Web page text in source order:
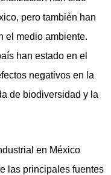
pero también han
el medio ambiente.
han estado en el
negativos en la
de biodiversidad y la
en México
las principales fuentes